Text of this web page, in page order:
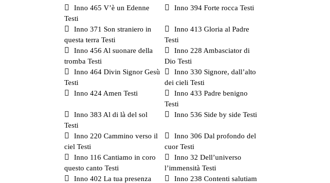
Inno 465 V’è un Edenne
Testi
Inno 394 Forte rocca Testi
Inno 371 Son straniero in
questa terra Testi
Inno 413 Gloria al Padre
Testi
Inno 456 Al suonare della
tromba Testi
Inno 228 Ambasciator di
Dio Testi
Inno 464 Divin Signor Gesù
Testi
Inno 330 Signore, dall’alto
dei cieli Testi
Inno 424 Amen Testi
Inno 433 Padre benigno
Testi
Inno 383 Al di là del sol
Testi
Inno 536 Side by side Testi
Inno 220 Cammino verso il
ciel Testi
Inno 306 Dal profondo del
cuor Testi
Inno 116 Cantiamo in coro
questo canto Testi
Inno 32 Dell’universo
l’immensità Testi
Inno 402 La tua presenza
Inno 238 Contenti salutiam